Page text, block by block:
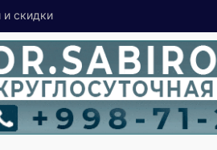
и скидки